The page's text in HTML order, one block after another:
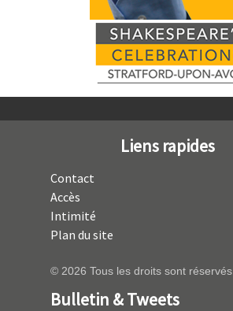
Liens rapides
Contact
Accès
Intimité
Plan du site
© 2026 Tous les droits sont réservés.
Bulletin & Tweets